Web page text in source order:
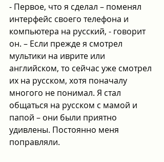
- Первое, что я сделал – поменял
интерфейс своего телефона и
компьютера на русский, - говорит
он. – Если прежде я смотрел
мультики на иврите или
английском, то сейчас уже смотрел
их на русском, хотя поначалу
многого не понимал. Я стал
общаться на русском с мамой и
папой – они были приятно
удивлены. Постоянно меня
поправляли.